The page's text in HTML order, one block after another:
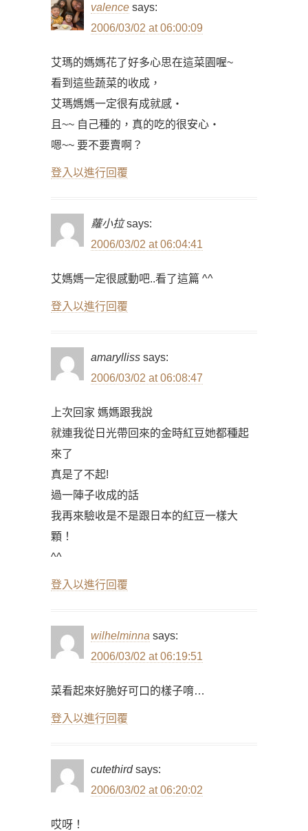
valence says:
2006/03/02 at 06:00:09
艾瑪的媽媽花了好多心思在這菜園喔~
看到這些蔬菜的收成，
艾瑪媽媽一定很有成就感‧
且~~ 自己種的，真的吃的很安心‧
嗯~~ 要不要賣啊？
登入以進行回覆
蘿小拉 says:
2006/03/02 at 06:04:41
艾媽媽一定很感動吧..看了這篇 ^^
登入以進行回覆
amarylliss says:
2006/03/02 at 06:08:47
上次回家 媽媽跟我說
就連我從日光帶回來的金時紅豆她都種起
來了
真是了不起!
過一陣子收成的話
我再來驗收是不是跟日本的紅豆一樣大
顆！
^^
登入以進行回覆
wilhelminna says:
2006/03/02 at 06:19:51
菜看起來好脆好可口的樣子唷…
登入以進行回覆
cutethird says:
2006/03/02 at 06:20:02
哎呀！